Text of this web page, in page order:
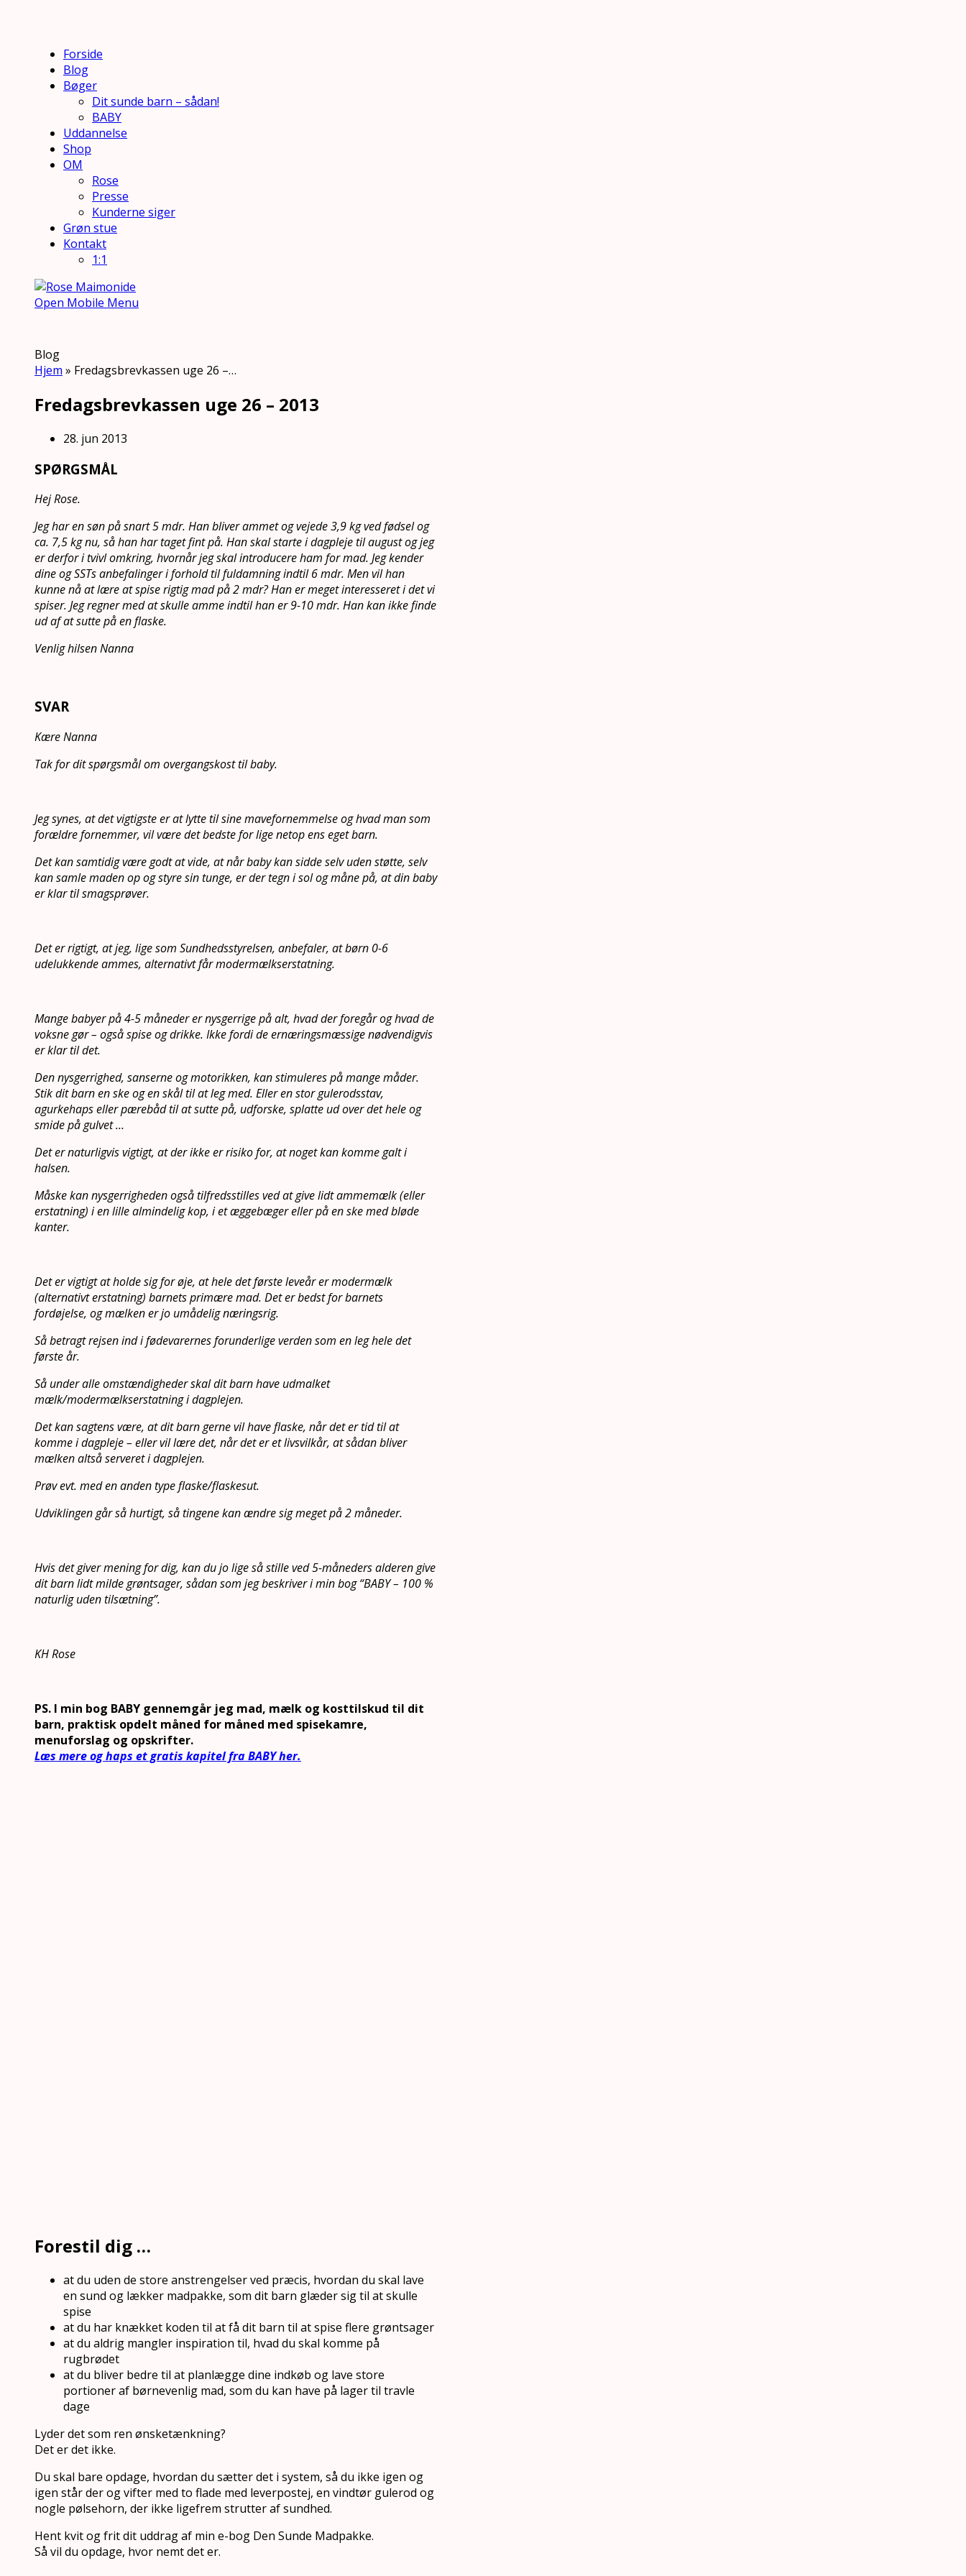
Forside
Blog
Bøger
Dit sunde barn – sådan!
BABY
Uddannelse
Shop
OM
Rose
Presse
Kunderne siger
Grøn stue
Kontakt
1:1
Open Mobile Menu
Blog
Hjem » Fredagsbrevkassen uge 26 –…
Fredagsbrevkassen uge 26 – 2013
28. jun 2013
SPØRGSMÅL
Hej Rose.
Jeg har en søn på snart 5 mdr. Han bliver ammet og vejede 3,9 kg ved fødsel og
ca. 7,5 kg nu, så han har taget fint på. Han skal starte i dagpleje til august og jeg
er derfor i tvivl omkring, hvornår jeg skal introducere ham for mad. Jeg kender
dine og SSTs anbefalinger i forhold til fuldamning indtil 6 mdr. Men vil han
kunne nå at lære at spise rigtig mad på 2 mdr? Han er meget interesseret i det vi
spiser. Jeg regner med at skulle amme indtil han er 9-10 mdr. Han kan ikke finde
ud af at sutte på en flaske.
Venlig hilsen Nanna
SVAR
Kære Nanna
Tak for dit spørgsmål om overgangskost til baby.
Jeg synes, at det vigtigste er at lytte til sine mavefornemmelse og hvad man som
forældre fornemmer, vil være det bedste for lige netop ens eget barn.
Det kan samtidig være godt at vide, at når baby kan sidde selv uden støtte, selv
kan samle maden op og styre sin tunge, er der tegn i sol og måne på, at din baby
er klar til smagsprøver.
Det er rigtigt, at jeg, lige som Sundhedsstyrelsen, anbefaler, at børn 0-6
udelukkende ammes, alternativt får modermælkserstatning.
Mange babyer på 4-5 måneder er nysgerrige på alt, hvad der foregår og hvad de
voksne gør – også spise og drikke. Ikke fordi de ernæringsmæssige nødvendigvis
er klar til det.
Den nysgerrighed, sanserne og motorikken, kan stimuleres på mange måder.
Stik dit barn en ske og en skål til at leg med. Eller en stor gulerodsstav,
agurkehaps eller pærebåd til at sutte på, udforske, splatte ud over det hele og
smide på gulvet …
Det er naturligvis vigtigt, at der ikke er risiko for, at noget kan komme galt i
halsen.
Måske kan nysgerrigheden også tilfredsstilles ved at give lidt ammemælk (eller
erstatning) i en lille almindelig kop, i et æggebæger eller på en ske med bløde
kanter.
Det er vigtigt at holde sig for øje, at hele det første leveår er modermælk
(alternativt erstatning) barnets primære mad. Det er bedst for barnets
fordøjelse, og mælken er jo umådelig næringsrig.
Så betragt rejsen ind i fødevarernes forunderlige verden som en leg hele det
første år.
Så under alle omstændigheder skal dit barn have udmalket
mælk/modermælkserstatning i dagplejen.
Det kan sagtens være, at dit barn gerne vil have flaske, når det er tid til at
komme i dagpleje – eller vil lære det, når det er et livsvilkår, at sådan bliver
mælken altså serveret i dagplejen.
Prøv evt. med en anden type flaske/flaskesut.
Udviklingen går så hurtigt, så tingene kan ændre sig meget på 2 måneder.
Hvis det giver mening for dig, kan du jo lige så stille ved 5-måneders alderen give
dit barn lidt milde grøntsager, sådan som jeg beskriver i min bog “BABY – 100 %
naturlig uden tilsætning”.
KH Rose
PS. I min bog BABY gennemgår jeg mad, mælk og kosttilskud til dit
barn, praktisk opdelt måned for måned med spisekamre,
menuforslag og opskrifter.
Læs mere og haps et gratis kapitel fra BABY her.
Forestil dig …
at du uden de store anstrengelser ved præcis, hvordan du skal lave
en sund og lækker madpakke, som dit barn glæder sig til at skulle
spise
at du har knækket koden til at få dit barn til at spise flere grøntsager
at du aldrig mangler inspiration til, hvad du skal komme på
rugbrødet
at du bliver bedre til at planlægge dine indkøb og lave store
portioner af børnevenlig mad, som du kan have på lager til travle
dage
Lyder det som ren ønsketænkning?
Det er det ikke.
Du skal bare opdage, hvordan du sætter det i system, så du ikke igen og
igen står der og vifter med to flade med leverpostej, en vindtør gulerod og
nogle pølsehorn, der ikke ligefrem strutter af sundhed.
Hent kvit og frit dit uddrag af min e-bog Den Sunde Madpakke.
Så vil du opdage, hvor nemt det er.